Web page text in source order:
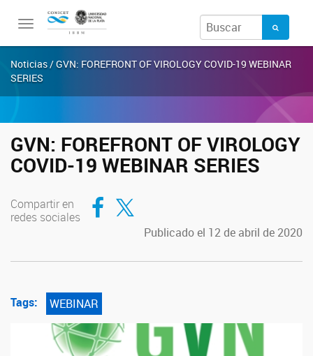
Toggle
Noticias / GVN: FOREFRONT OF VIROLOGY COVID-19 WEBINAR
SERIES
GVN: FOREFRONT OF VIROLOGY
COVID-19 WEBINAR SERIES
Compartir en
redes sociales
Compartir en Facebook
Compartir en Twitter
Publicado el 12 de abril de 2020
Tags: WEBINAR